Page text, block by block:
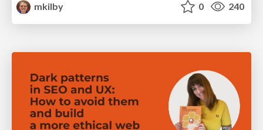
mkilby
0 240